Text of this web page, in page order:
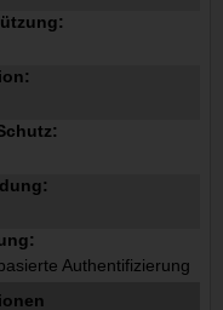
Authentifizierung